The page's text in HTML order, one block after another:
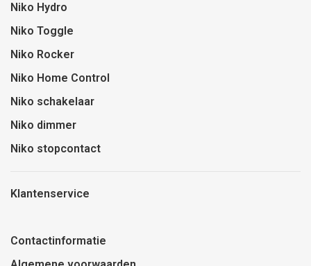
Niko Hydro
Niko Toggle
Niko Rocker
Niko Home Control
Niko schakelaar
Niko dimmer
Niko stopcontact
Klantenservice
Contactinformatie